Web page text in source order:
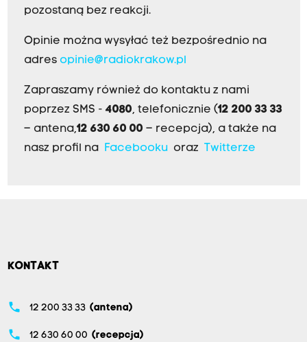
pozostaną bez reakcji.
Opinie można wysyłać też bezpośrednio na
adres opinie@radiokrakow.pl
Zapraszamy również do kontaktu z nami
poprzez SMS - 4080, telefonicznie (12 200 33 33
– antena,12 630 60 00 – recepcja), a także na
nasz profil na Facebookuoraz Twitterze
KONTAKT
phone 12 200 33 33 (antena)
phone 12 630 60 00 (recepcja)